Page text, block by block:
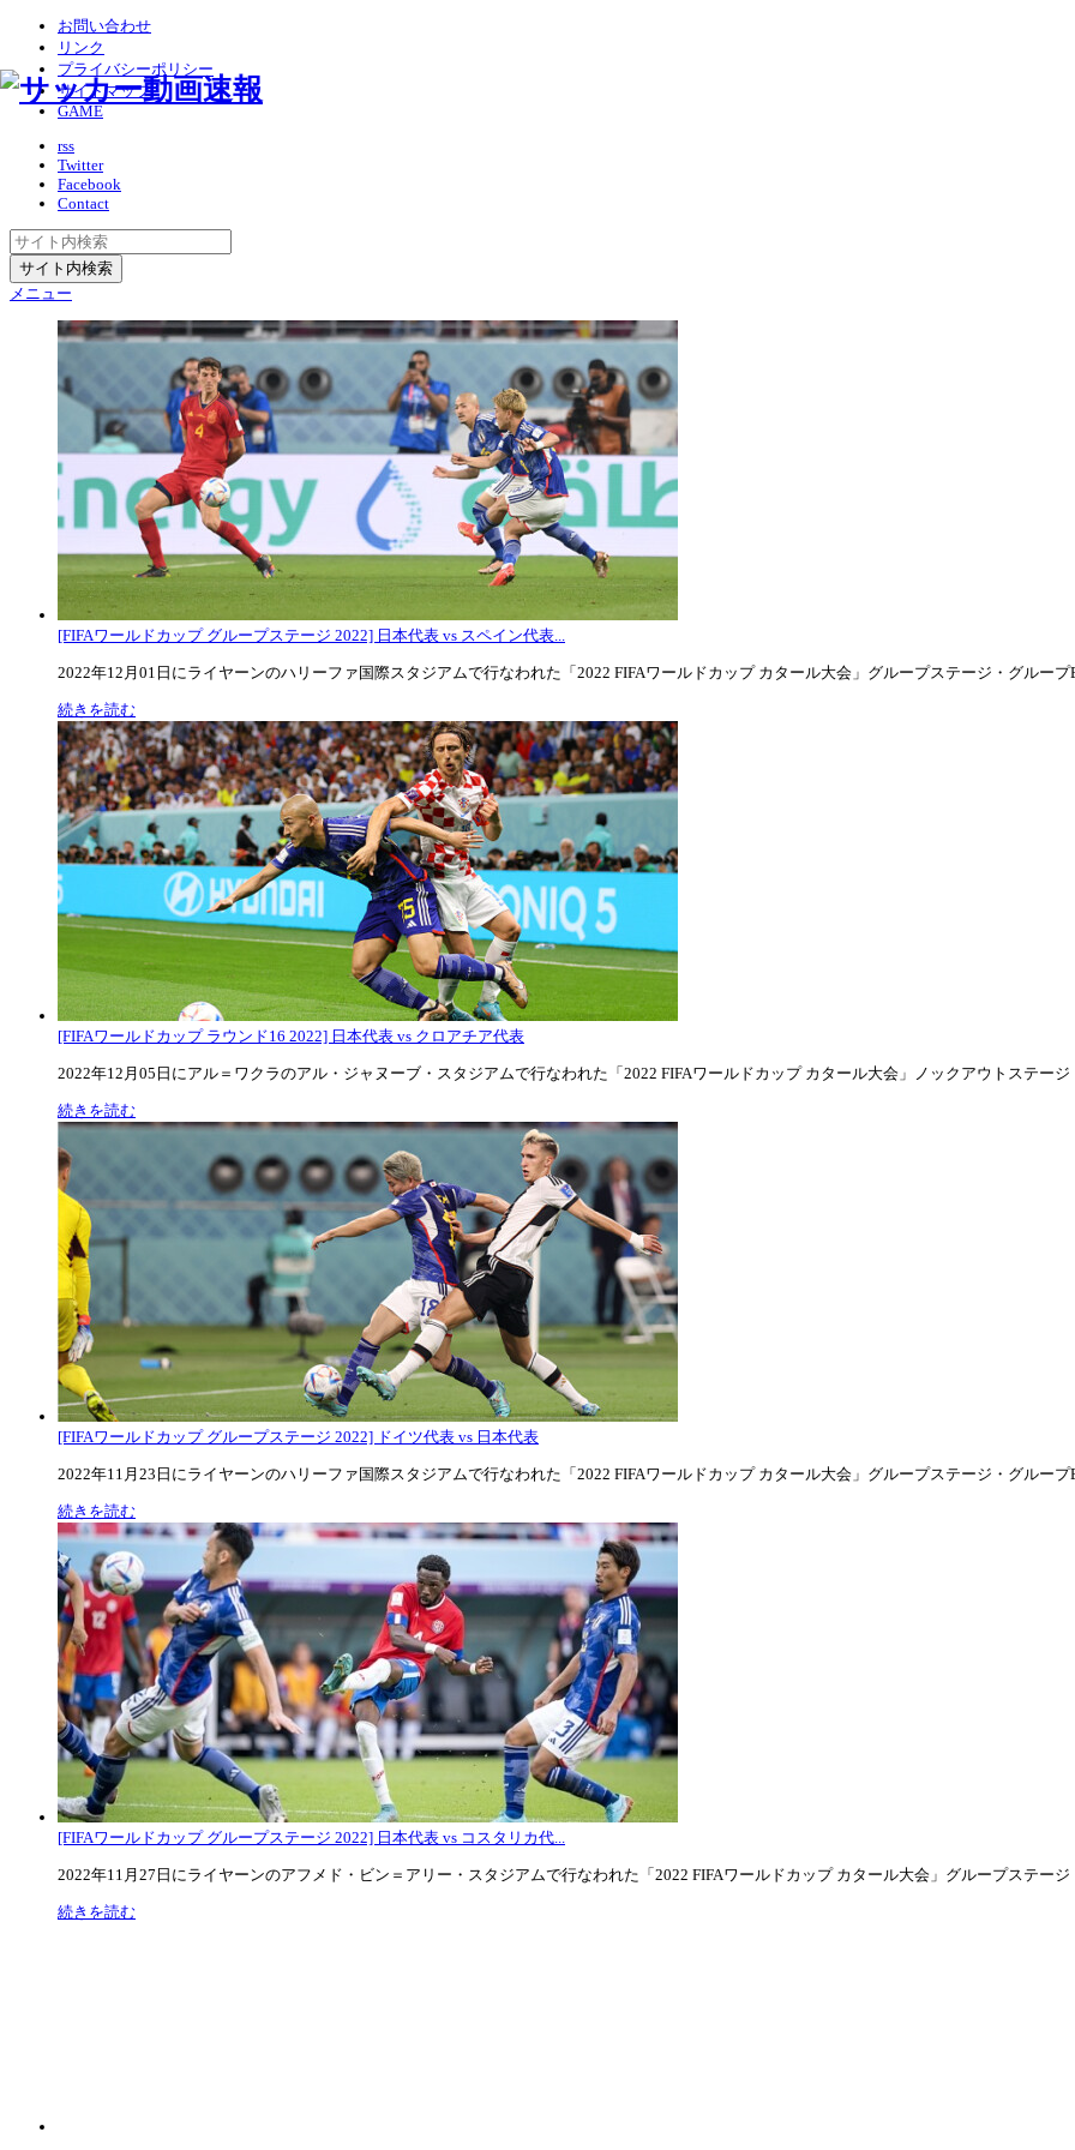
お問い合わせ
リンク
プライバシーポリシー
サイトマップ
GAME
rss
Twitter
Facebook
Contact
メニュー
[FIFAワールドカップ グループステージ 2022] 日本代表 vs スペイン代表...
2022年12月01日にライヤーンのハリーファ国際スタジアムで行なわれた「2022 FIFAワールドカップ カタール大会」グループステージ・グループ
続きを読む
[FIFAワールドカップ ラウンド16 2022] 日本代表 vs クロアチア代表
2022年12月05日にアル＝ワクラのアル・ジャヌーブ・スタジアムで行なわれた「2022 FIFAワールドカップ カタール大会」ノックアウトステージ
続きを読む
[FIFAワールドカップ グループステージ 2022] ドイツ代表 vs 日本代表
2022年11月23日にライヤーンのハリーファ国際スタジアムで行なわれた「2022 FIFAワールドカップ カタール大会」グループステージ・グループ
続きを読む
[FIFAワールドカップ グループステージ 2022] 日本代表 vs コスタリカ代...
2022年11月27日にライヤーンのアフメド・ビン＝アリー・スタジアムで行なわれた「2022 FIFAワールドカップ カタール大会」グループステージ
続きを読む